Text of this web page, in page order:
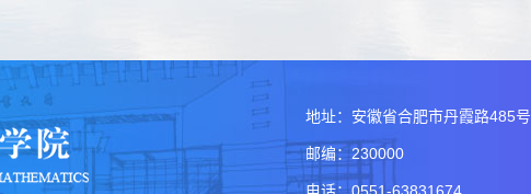
地址：安徽省合肥市丹霞路485号
邮编：230000